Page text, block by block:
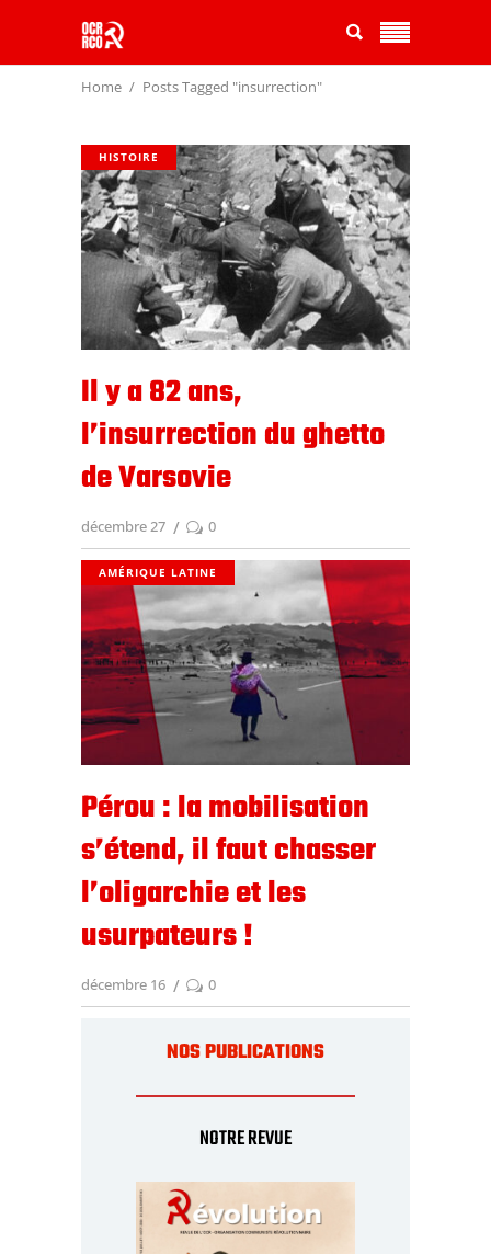
Home Posts Tagged "insurrection"
HISTOIRE
Il y a 82 ans,
l’insurrection du ghetto
de Varsovie
décembre 27 0
AMÉRIQUE LATINE
Pérou : la mobilisation
s’étend, il faut chasser
l’oligarchie et les
usurpateurs !
décembre 16 0
NOS PUBLICATIONS
NOTRE REVUE